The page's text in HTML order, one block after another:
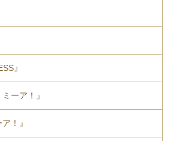
』
ーア！』
！』